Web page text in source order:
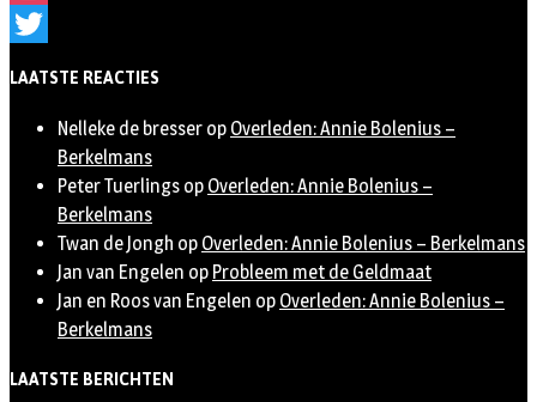
Instagram
LAATSTE REACTIES
Nelleke de bresser op Overleden: Annie Bolenius –
Berkelmans
Peter Tuerlings op Overleden: Annie Bolenius –
Berkelmans
Twan de Jongh op Overleden: Annie Bolenius – Berkelmans
Jan van Engelen op Probleem met de Geldmaat
Jan en Roos van Engelen op Overleden: Annie Bolenius –
Berkelmans
LAATSTE BERICHTEN